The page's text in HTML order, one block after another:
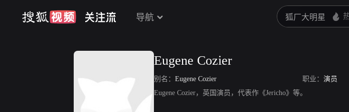
导航
Eugene Cozier
别名： Eugene Cozier 职业： 演员
Eugene Cozier，英国演员，代表作《Jericho》等。